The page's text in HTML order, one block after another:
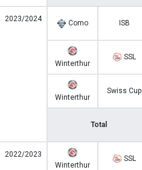
2023/2024 Como ISB
Winterthur
SSL
Winterthur
Swiss Cup
Total
2022/2023
Winterthur
SSL